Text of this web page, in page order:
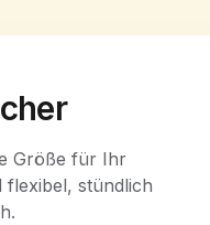
Größe für Ihr
flexibel, stündlich